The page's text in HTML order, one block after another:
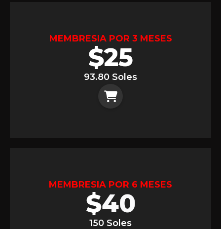
MEMBRESIA POR 3 MESES
$25
93.80 Soles
MEMBRESIA POR 6 MESES
$40
150 Soles